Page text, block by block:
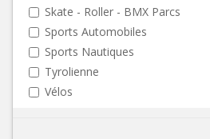
Skate - Roller - BMX Parcs
Sports Automobiles
Sports Nautiques
Tyrolienne
Vélos